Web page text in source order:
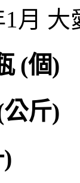
1月
(個)
斤)